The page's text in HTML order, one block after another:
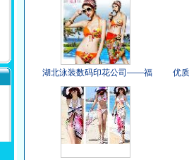
湖北泳装数码印花公司——福
建服务一流的湖北泳装数码印
花公司公司
优